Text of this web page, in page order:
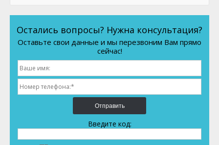
Остались вопросы? Нужна консультация?
Оставьте свои данные и мы перезвоним Вам прямо
сейчас!
Отправить
Введите код: